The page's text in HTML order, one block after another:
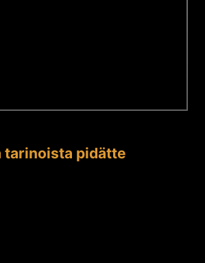
tarinoista pidätte